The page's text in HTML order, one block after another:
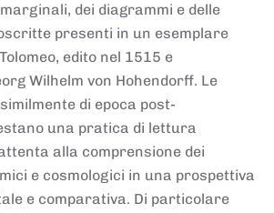
dei diagrammi e delle
presenti in un esemplare
edito nel 1515 e
Wilhelm von Hohendorff. Le
di epoca post-
una pratica di lettura
alla comprensione dei
e cosmologici in una prospettiva
e comparativa. Di particolare